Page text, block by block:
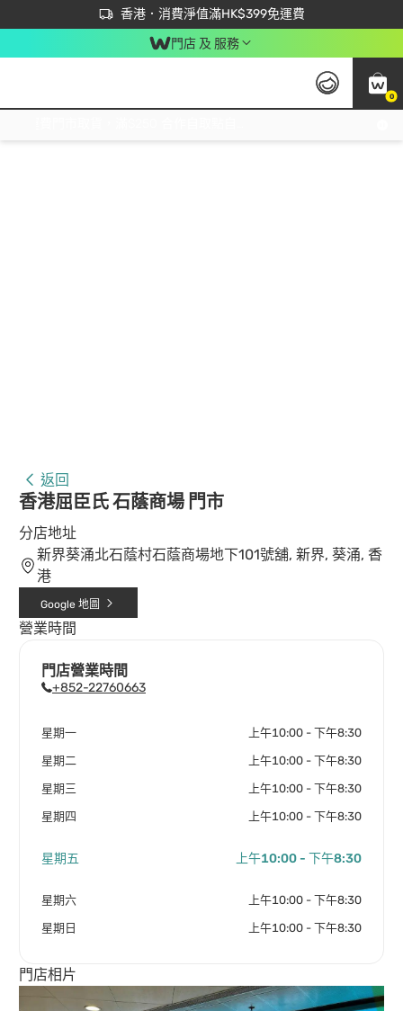
香港．消費淨值滿HK$399免運費
立即成為易賞錢會員盡享獨家優惠
首次APP下單買滿$450 輸入 NEWAPP 即減$50
門店 及 服務
0
返回
香港屈臣氏 石蔭商場 門市
分店地址
新界葵涌北石蔭村石蔭商場地下101號舖, 新界, 葵涌, 香
港
Google 地圖
營業時間
門店營業時間
+852-22760663
星期一 上午10:00 - 下午8:30
星期二 上午10:00 - 下午8:30
星期三 上午10:00 - 下午8:30
星期四 上午10:00 - 下午8:30
星期五 上午10:00 - 下午8:30
星期六 上午10:00 - 下午8:30
星期日 上午10:00 - 下午8:30
門店相片